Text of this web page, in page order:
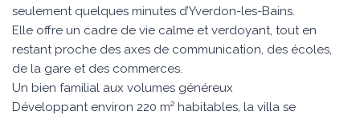
seulement quelques minutes d’Yverdon-les-Bains.
Elle offre un cadre de vie calme et verdoyant, tout en
restant proche des axes de communication, des écoles,
de la gare et des commerces.
Un bien familial aux volumes généreux
Développant environ 220 m² habitables, la villa se